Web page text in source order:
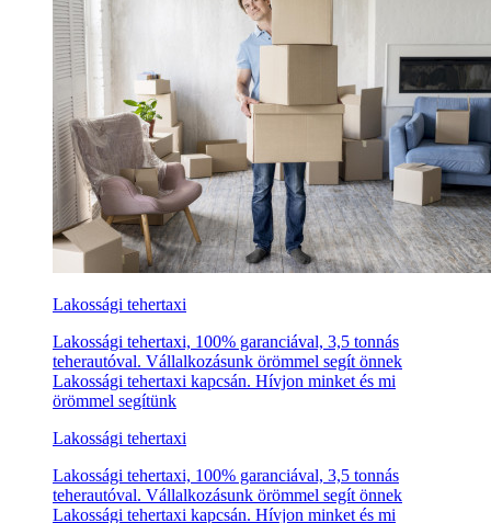
Lakossági tehertaxi
Lakossági tehertaxi, 100% garanciával, 3,5 tonnás
teherautóval. Vállalkozásunk örömmel segít önnek
Lakossági tehertaxi kapcsán. Hívjon minket és mi
örömmel segítünk
Lakossági tehertaxi
Lakossági tehertaxi, 100% garanciával, 3,5 tonnás
teherautóval. Vállalkozásunk örömmel segít önnek
Lakossági tehertaxi kapcsán. Hívjon minket és mi